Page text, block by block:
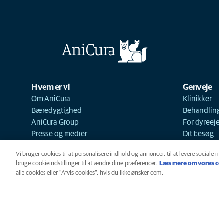
Hvem er vi
Om AniCura
Bæredygtighed
AniCura Group
Presse og medier
Genveje
Klinikker
For
Dit besøg
Vi bruger cookies til at personalisere indhold og annoncer, til at levere sociale
bruge cookieindstillinger til at ændre dine præferencer.
Læs mere om vores
alle cookies eller "Afvis cookies", hvis du ikke ønsker dem.